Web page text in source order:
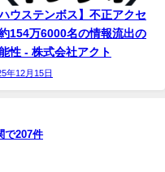
ハウステンボス】不正アクセ
154万6000名の情報流出の
性 - 株式会社アクト
年12月15日
で207件